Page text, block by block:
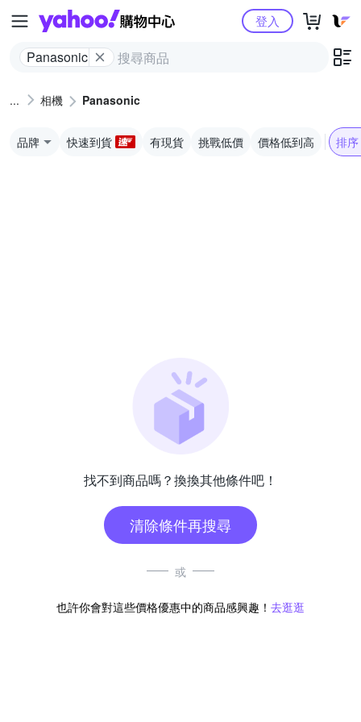
Yahoo購物中心
Panasonic
登入
相機 Panasonic
品牌 快速到貨 有現貨 挑戰低價 價格低到高 排序
找不到商品嗎？換換其他條件吧！
清除條件再搜尋
或
也許你會對這些價格優惠中的商品感興趣！ 去逛逛